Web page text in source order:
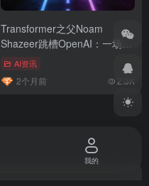
Transformer之父Noam
Shazeer跳槽OpenAI：一场价
值27亿美元的AI人才争夺战
AI资讯
2个月前 2.3K
我的